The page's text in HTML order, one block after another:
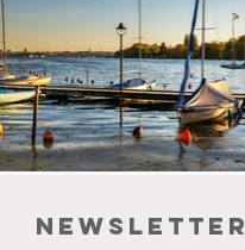
Newsletter